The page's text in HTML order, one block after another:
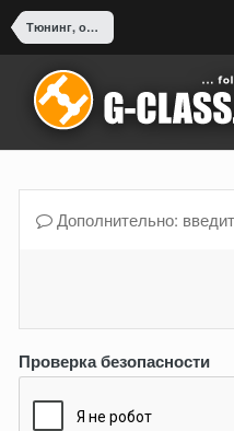
Тюнинг, оснащение, доработка G-Class
Дополнительно:
Проверка безопасности